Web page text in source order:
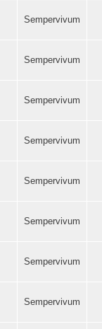
Sempervivum
Sempervivum
Sempervivum
Sempervivum
Sempervivum
Sempervivum
Sempervivum
Sempervivum